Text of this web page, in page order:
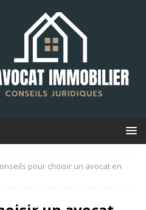
pour choisir un avocat en